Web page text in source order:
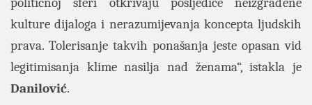
kulture dijaloga i nerazumijevanja koncepta ljudskih
prava. Tolerisanje takvih ponašanja jeste opasan vid
legitimisanja klime nasilja nad ženama“, istakla je
Danilović.